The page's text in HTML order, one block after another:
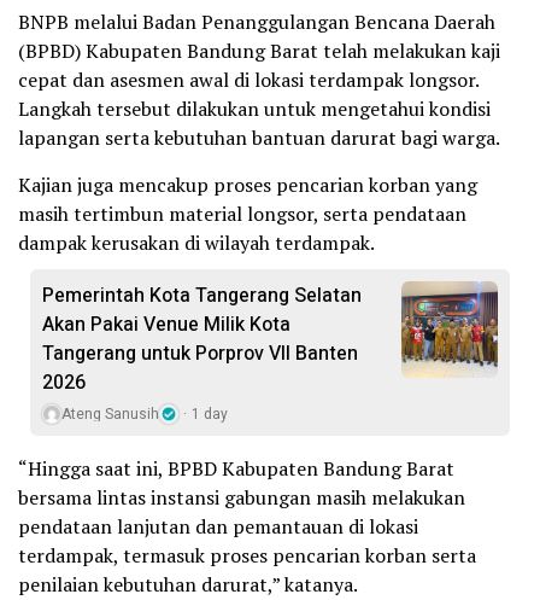
BNPB melalui Badan Penanggulangan Bencana Daerah
(BPBD) Kabupaten Bandung Barat telah melakukan kaji
cepat dan asesmen awal di lokasi terdampak longsor.
Langkah tersebut dilakukan untuk mengetahui kondisi
lapangan serta kebutuhan bantuan darurat bagi warga.
Kajian juga mencakup proses pencarian korban yang
masih tertimbun material longsor, serta pendataan
dampak kerusakan di wilayah terdampak.
Pemerintah Kota Tangerang Selatan
Akan Pakai Venue Milik Kota
Tangerang untuk Porprov VII Banten
2026
Ateng Sanusih 1 day
“Hingga saat ini, BPBD Kabupaten Bandung Barat
bersama lintas instansi gabungan masih melakukan
pendataan lanjutan dan pemantauan di lokasi
terdampak, termasuk proses pencarian korban serta
penilaian kebutuhan darurat,” katanya.